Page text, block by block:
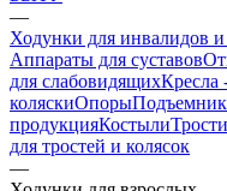
—
Ходунки для инвалидов
Аппараты для суставов
для слабовидящихКресла
коляскиОпоры
продукцияКостылиТрости
для тростей и колясок
—